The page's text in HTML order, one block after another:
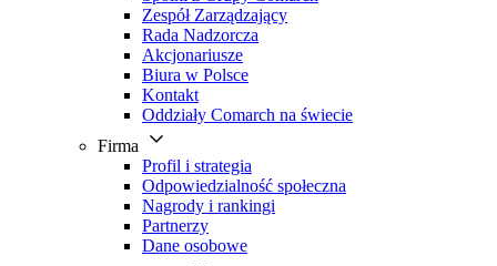
Zespół Zarządzający
Rada Nadzorcza
Akcjonariusze
Biura w Polsce
Kontakt
Oddziały Comarch na świecie
Firma
Profil i strategia
Odpowiedzialność społeczna
Nagrody i rankingi
Partnerzy
Dane osobowe